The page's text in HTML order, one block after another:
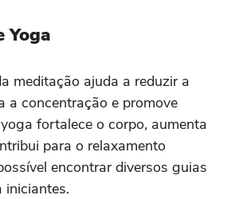
Yoga
meditação ajuda a reduzir a
a concentração e promove
fortalece o corpo, aumenta
para o relaxamento
encontrar diversos guias
iniciantes.